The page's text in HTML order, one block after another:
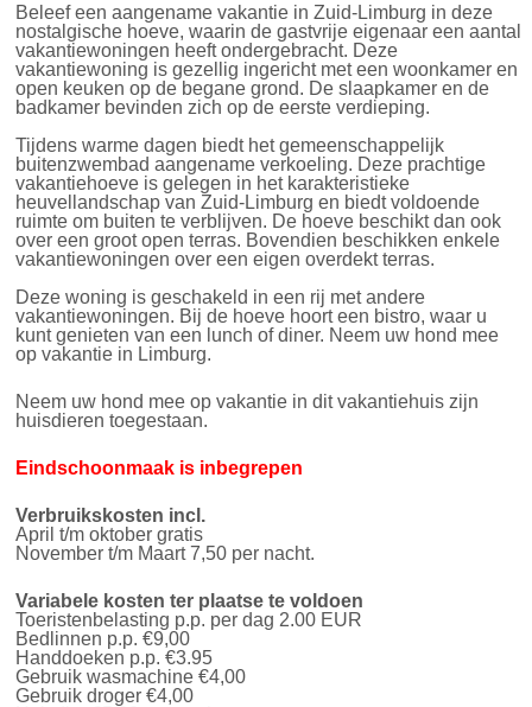
Beleef een aangename vakantie in Zuid-Limburg in deze
nostalgische hoeve, waarin de gastvrije eigenaar een aantal
vakantiewoningen heeft ondergebracht. Deze
vakantiewoning is gezellig ingericht met een woonkamer en
open keuken op de begane grond. De slaapkamer en de
badkamer bevinden zich op de eerste verdieping.
Tijdens warme dagen biedt het gemeenschappelijk
buitenzwembad aangename verkoeling. Deze prachtige
vakantiehoeve is gelegen in het karakteristieke
heuvellandschap van Zuid-Limburg en biedt voldoende
ruimte om buiten te verblijven. De hoeve beschikt dan ook
over een groot open terras. Bovendien beschikken enkele
vakantiewoningen over een eigen overdekt terras.
Deze woning is geschakeld in een rij met andere
vakantiewoningen. Bij de hoeve hoort een bistro, waar u
kunt genieten van een lunch of diner. Neem uw hond mee
op vakantie in Limburg.
Neem uw hond mee op vakantie in dit vakantiehuis zijn
huisdieren toegestaan.
Eindschoonmaak is inbegrepen
Verbruikskosten incl.
April t/m oktober gratis
November t/m Maart 7,50 per nacht.
Variabele kosten ter plaatse te voldoen
Toeristenbelasting p.p. per dag 2.00 EUR
Bedlinnen p.p. €9,00
Handdoeken p.p. €3.95
Gebruik wasmachine €4,00
Gebruik droger €4,00